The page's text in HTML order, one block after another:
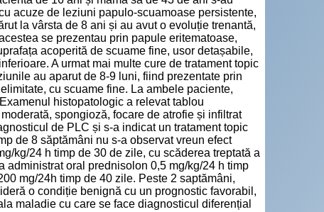
acuze de leziuni papulo-scuamoase persistente,
la vârsta de 8 ani și au avut o evoluție trenantă,
se prezentau prin papule eritematoase,
acoperită de scuame fine, usor detașabile,
A urmat mai multe cure de tratament topic
au aparut de 8-9 luni, fiind prezentate prin
cu scuame fine. La ambele paciente,
histopatologic a relevat tablou
spongioză, focare de atrofie și infiltrat
de PLC și s-a indicat un tratament topic
de 8 săptămâni nu s-a observat vreun efect
kg/24 h timp de 30 de zile, cu scăderea treptată a
oral prednisolon 0,5 mg/kg/24 h timp
mg/24h timp de 40 zile. Peste 2 saptămâni,
o condiție benignă cu un prognostic favorabil,
maladie cu care se face diagnosticul diferențial